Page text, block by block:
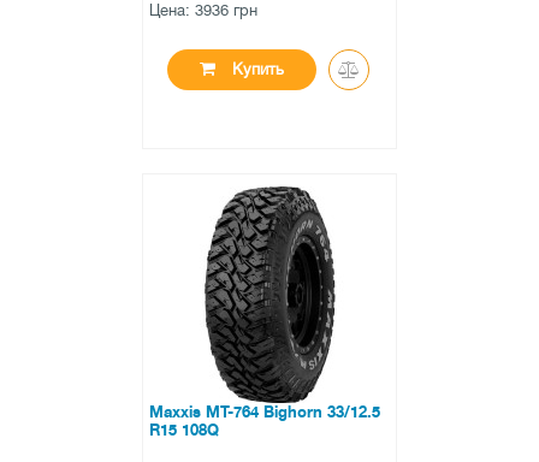
Цена: 3936 грн
Купить
нет в наличии
0 отзывов
Maxxis MT-764 Bighorn 33/12.5
R15 108Q